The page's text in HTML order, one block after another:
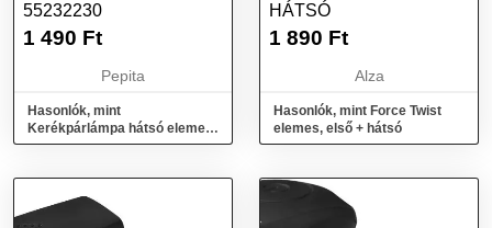
55232230
1 490 Ft
Pepita
Hasonlók, mint
Kerékpárlámpa hátsó elemes
55232230
HÁTSÓ
1 890 Ft
Alza
Hasonlók, mint Force Twist
elemes, első + hátsó